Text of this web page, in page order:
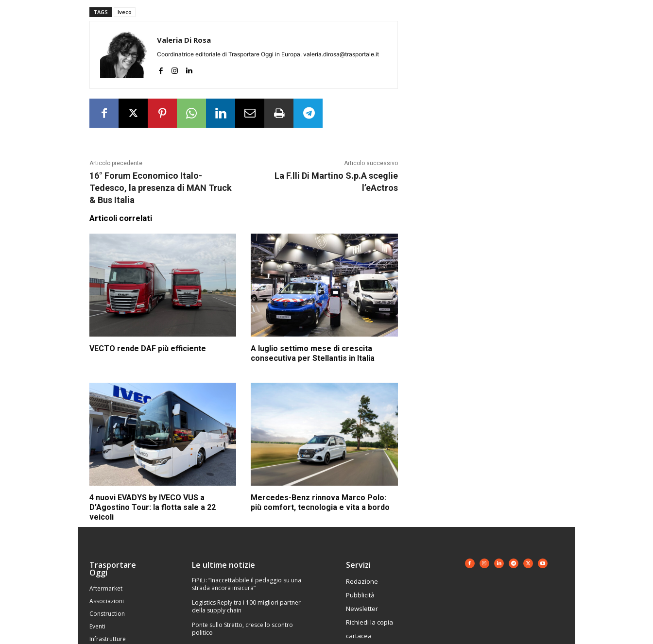
TAGS Iveco
Valeria Di Rosa
Coordinatrice editoriale di Trasportare Oggi in Europa. valeria.dirosa@trasportale.it
Articolo precedente
16° Forum Economico Italo-
Tedesco, la presenza di MAN Truck
& Bus Italia
Articolo successivo
La F.lli Di Martino S.p.A sceglie
l’eActros
Articoli correlati
VECTO rende DAF più efficiente
A luglio settimo mese di crescita
consecutiva per Stellantis in Italia
4 nuovi EVADYS by IVECO VUS a
D’Agostino Tour: la flotta sale a 22
veicoli
Mercedes-Benz rinnova Marco Polo:
più comfort, tecnologia e vita a bordo
Trasportare
Oggi
Aftermarket
Associazioni
Construction
Eventi
Infrastrutture
Le ultime notizie
FiPiLi: “Inaccettabbile il pedaggio su una
strada ancora insicura”
Logistics Reply tra i 100 migliori partner
della supply chain
Ponte sullo Stretto, cresce lo scontro
politico
Servizi
Redazione
Pubblicità
Newsletter
Richiedi la copia
cartacea